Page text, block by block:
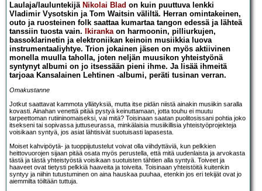
Laulaja/lauluntekijä Nikolai Blad on kuin puuttuva lenkki
Vladimir Vysotskin ja Tom Waitsin väliltä. Herran omintakeinen,
outo ja ruosteinen folk saattaa kumartaa tangon edessä ja lähteä
tanssiin tuosta vain.
Ikirankaon harmoonin, pilliurkujen,
bassoklarinetin ja elektroniikan keinoin musiikkia luova
instrumentaaliyhtye. Trion jokainen jäsen on myös aktiivinen
monella muulla taholla, joten neljän muusikon yhteistyönä
syntynyt albumi on jo itsessään pieni ihme. Ja lisää ihmeitä
tarjoaa Kansalainen Lehtinen -albumi, peräti tusinan verran.
Omakustanne
Jotkut saattavat kammota yllätyksiä, mutta itse pidän niistä ainakin musiikin saralla
kovasti. Ainahan venettä pitää pystyä keinuttamaan, jotta touhu ei muutu
tarpeettoman rutiininomaiseksi, vai mitä? Toisinaan saatan puolitosissani pohtia joko
itsekseni tai sopivassa juttuseurassa, minkälaisia musiikillisia yhteistyöprojekteja
voisikaan syntyä, jos asiat lähtisivät suotuisasti lapasesta.
Moiset kahvipöytä- ja tuoppijutustelut voivat olla viihdyttäviä, kun pelkkien
heittovuorojen sijaan pitää osata myös perustella, että mitä uudenlaista ja arvokasta
tästä ja tästä yhteistyöstä voisikaan suotuisten tähtien alla syntyä. Toiveet ja
haaveet ovat tietysti pelkkiä haaveita ja toiveita. Toisinaan yhteistöitä kuitenkin
syntyy ja niihin tutustuminen on aina hauskaa puuhaa, etenkin jos eri tekijät ovat jo
aiemmilta töiltään tuttuja.